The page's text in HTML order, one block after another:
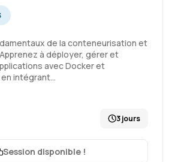
5
orchestration des
pédagogue.
de la conteneurisation et
à déployer, gérer et
avec Docker et
intégrant…
3 jours
Session disponible !